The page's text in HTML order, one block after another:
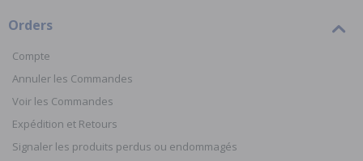
Orders
Compte
Annuler les Commandes
Voir les Commandes
Expédition et Retours
Signaler les produits perdus ou endommagés